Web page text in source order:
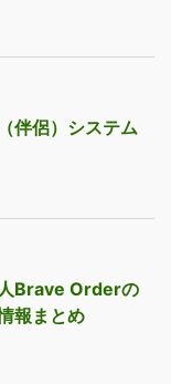
伴侶）システム
人Brave Orderの
報まとめ